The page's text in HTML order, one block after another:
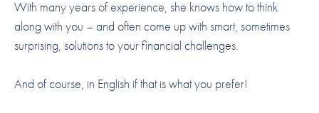
With many years of experience, she knows how to think
along with you – and often come up with smart, sometimes
surprising, solutions to your financial challenges.
And of course, in English if that is what you prefer!